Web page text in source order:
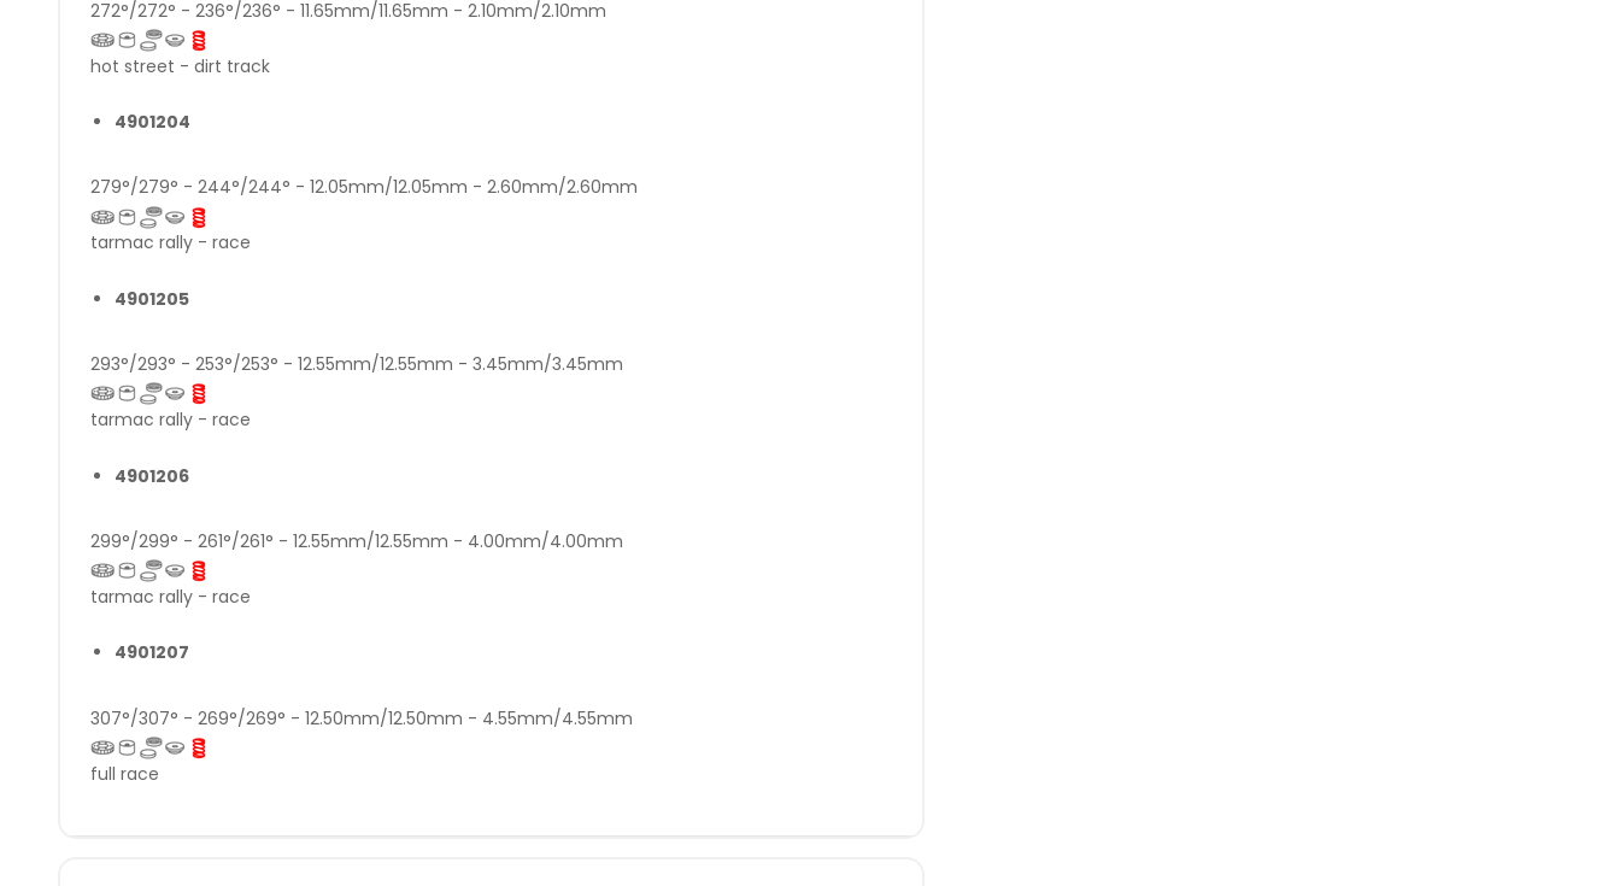
272°/272° - 236°/236° - 11.65mm/11.65mm - 2.10mm/2.10mm
hot street - dirt track
4901204
279°/279° - 244°/244° - 12.05mm/12.05mm - 2.60mm/2.60mm
tarmac rally - race
4901205
293°/293° - 253°/253° - 12.55mm/12.55mm - 3.45mm/3.45mm
tarmac rally - race
4901206
299°/299° - 261°/261° - 12.55mm/12.55mm - 4.00mm/4.00mm
tarmac rally - race
4901207
307°/307° - 269°/269° - 12.50mm/12.50mm - 4.55mm/4.55mm
full race